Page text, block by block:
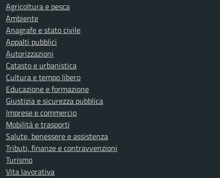
Agricoltura e pesca
Ambiente
Anagrafe e stato civile
Appalti pubblici
Autorizzazioni
Catasto e urbanistica
Cultura e tempo libero
Educazione e formazione
Giustizia e sicurezza pubblica
Imprese e commercio
Mobilità e trasporti
Salute, benessere e assistenza
Tributi, finanze e contravvenzioni
Turismo
Vita lavorativa